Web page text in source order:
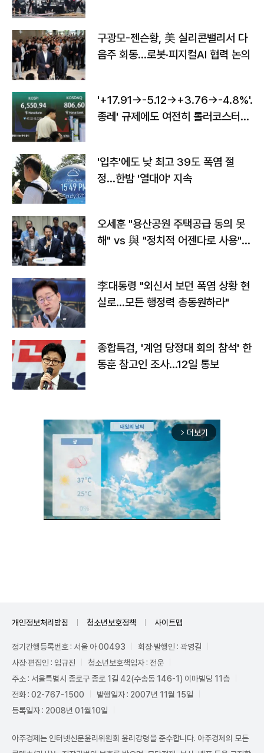
구광모-젠슨황, 美 실리콘밸리서 다
음주 회동…로봇·피지컬AI 협력 논의
'+17.91→-5.12→+3.76→-4.8%'…'
종레' 규제에도 여전히 롤러코스터
'입추'에도 낮 최고 39도 폭염 절
정…한밤 '열대야' 지속
오세훈 "용산공원 주택공급 동의 못
해" vs 與 "정치적 어젠다로 사용"
李대통령 "외신서 보던 폭염 상황 현
실로…모든 행정력 총동원하라"
종합특검, '계엄 당정대 회의 참석' 한
동훈 참고인 조사...12일 통보
arrow_forward_ios 더보기
개인정보처리방침 청소년보호정책 사이트맵
정기간행등록번호 : 서울 아 00493
회장·발행인 : 곽영길
사장·편집인 : 임규진
청소년보호책임자 : 전운
주소 : 서울특별시 종로구 종로 1길 42(수송동 146-1) 이마빌딩 11층
전화 : 02-767-1500
발행일자 : 2007년 11월 15일
등록일자 : 2008년 01월10일
아주경제는 인터넷신문윤리위원회 윤리강령을 준수합니다. 아주경제의 모든